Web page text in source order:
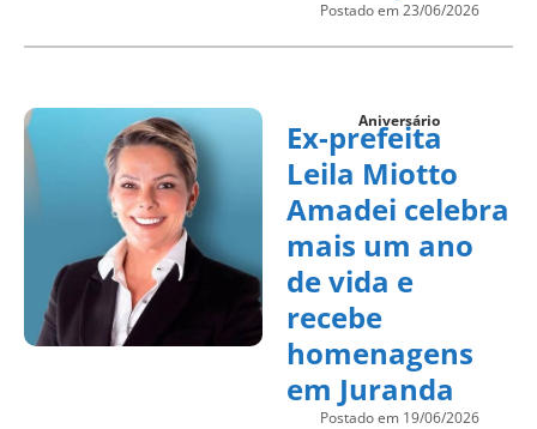
Postado em 23/06/2026
Aniversário
Ex-prefeita
Leila Miotto
Amadei celebra
mais um ano
de vida e
recebe
homenagens
em Juranda
Postado em 19/06/2026